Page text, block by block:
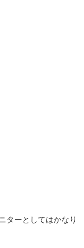
ターとしてはかなり